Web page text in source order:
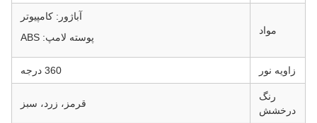
مواد
آباژور: کامپیوتر
پوسته لامپ: ABS
زاویه نور 360 درجه
رنگ
درخشش
قرمز، زرد، سبز